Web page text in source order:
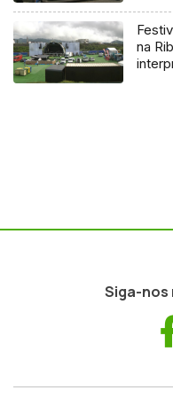
na
Siga-nos